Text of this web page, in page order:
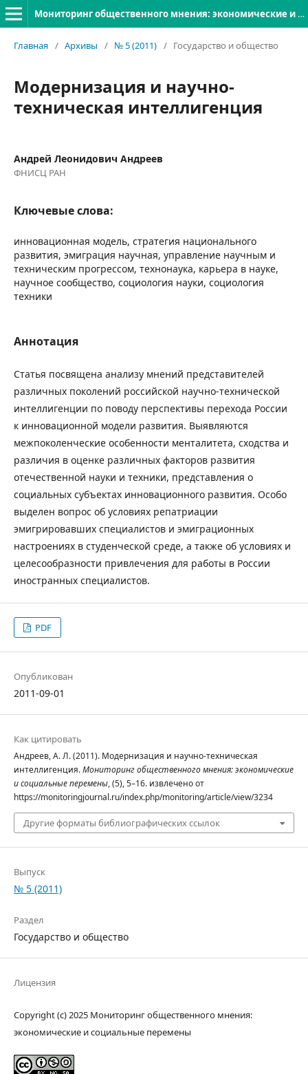
Мониторинг общественного мнения: экономические и социальные перемены
Главная / Архивы / № 5 (2011) / Государство и общество
Модернизация и научно-
техническая интеллигенция
Андрей Леонидович Андреев
ФНИСЦ РАН
Ключевые слова:
инновационная модель, стратегия национального
развития, эмиграция научная, управление научным и
техническим прогрессом, технонаука, карьера в науке,
научное сообщество, социология науки, социология
техники
Аннотация
Статья посвящена анализу мнений представителей
различных поколений российской научно-технической
интеллигенции по поводу перспективы перехода России
к инновационной модели развития. Выявляются
межпоколенческие особенности менталитета, сходства и
различия в оценке различных факторов развития
отечественной науки и техники, представления о
социальных субъектах инновационного развития. Особо
выделен вопрос об условиях репатриации
эмигрировавших специалистов и эмиграционных
настроениях в студенческой среде, а также об условиях и
целесообразности привлечения для работы в России
иностранных специалистов.
PDF
Опубликован
2011-09-01
Как цитировать
Андреев, А. Л. (2011). Модернизация и научно-техническая
интеллигенция.Мониторинг общественного мнения: экономические
и социальные перемены, (5), 5–16. извлечено от
https://monitoringjournal.ru/index.php/monitoring/article/view/3234
Другие форматы библиографических ссылок
Выпуск
№ 5 (2011)
Раздел
Государство и общество
Лицензия
Copyright (c) 2025 Мониторинг общественного мнения:
экономические и социальные перемены